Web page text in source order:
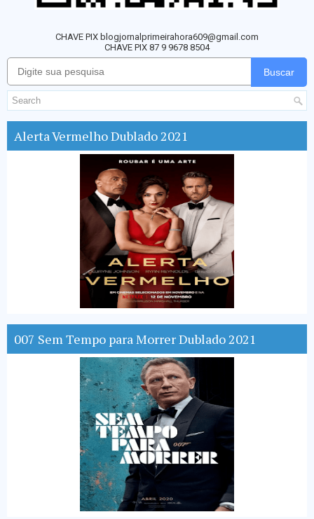
CHAVE PIX blogjornalprimeirahora609@gmail.com
CHAVE PIX 87 9 9678 8504
Buscar
Alerta Vermelho Dublado 2021
007 Sem Tempo para Morrer Dublado 2021